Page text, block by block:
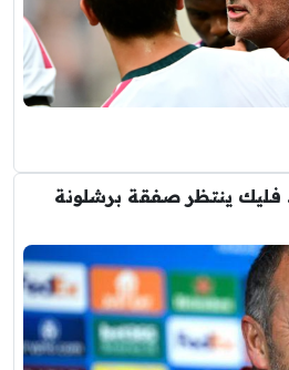
فليك ينتظر صفقة برشلونة